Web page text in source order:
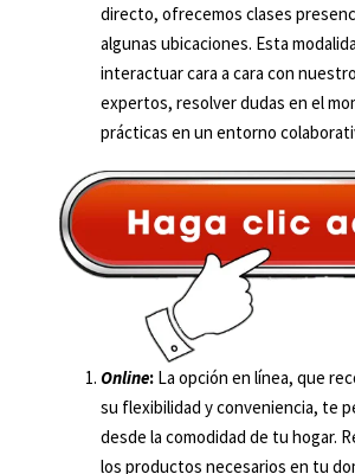
directo, ofrecemos clases
algunas ubicaciones. Esta
interactuar cara a cara con
expertos, resolver dudas en el
prácticas en un entorno
Online: La opción en línea, que
su flexibilidad y conveniencia, te
desde la comodidad de tu hogar.
los productos necesarios en tu